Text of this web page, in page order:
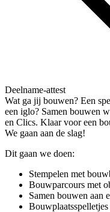
Deelname-attest
Wat ga jij bouwen? Een
een iglo? Samen bouwen
en Clics. Klaar voor een
We gaan aan de slag!
Dit gaan we doen:
Stempelen met
Bouwparcours met
Samen bouwen aan
Bouwplaatsspelletjes